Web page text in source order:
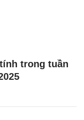
trong tuần